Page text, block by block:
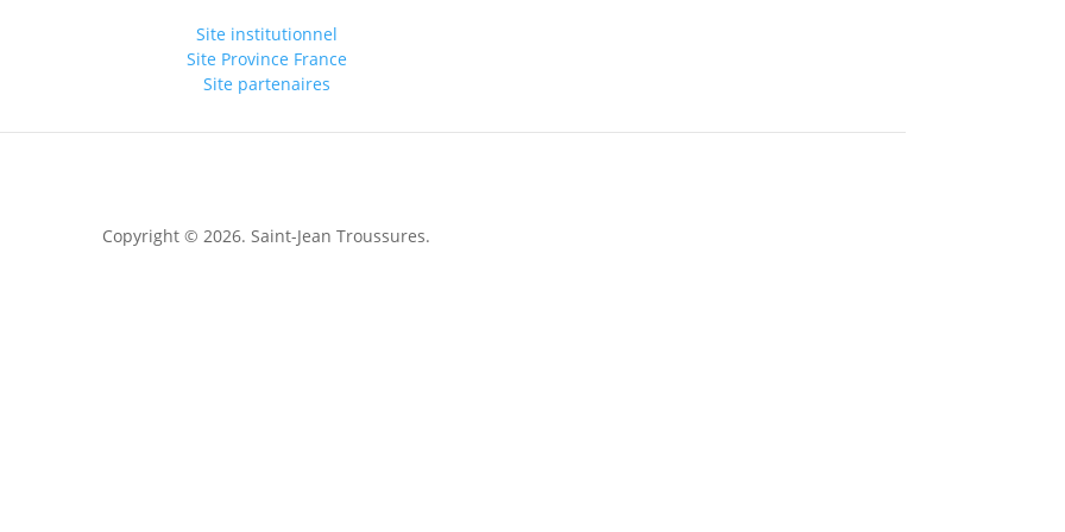
Site institutionnel
Site Province France
Site partenaires
Copyright © 2026. Saint-Jean Troussures.